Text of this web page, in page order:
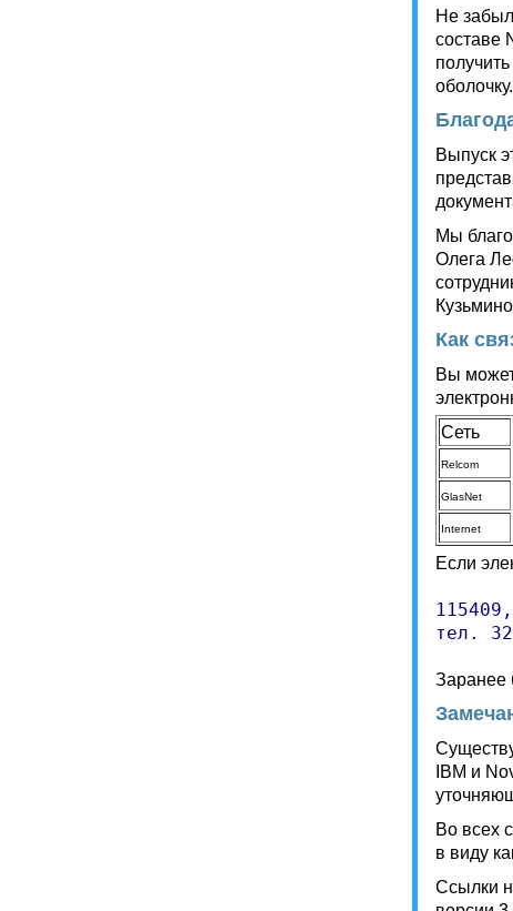
Не
составе
оболочку.
Выпуск
Мы
Олега
Как
Вы
Сеть
Relcom
GlasNet
Internet
Если
тел.
Заранее
IBM и
Во всех
в виду
Ссылки